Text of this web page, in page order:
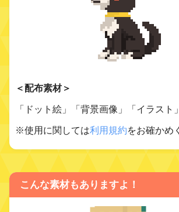
＜配布素材＞
「ドット絵」「背景画像」「イラスト」
※使用に関しては利用規約をお確かめ
こんな素材もありますよ！